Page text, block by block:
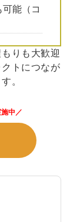
可能（コ
りも大歓迎
トにつなが
。
中／